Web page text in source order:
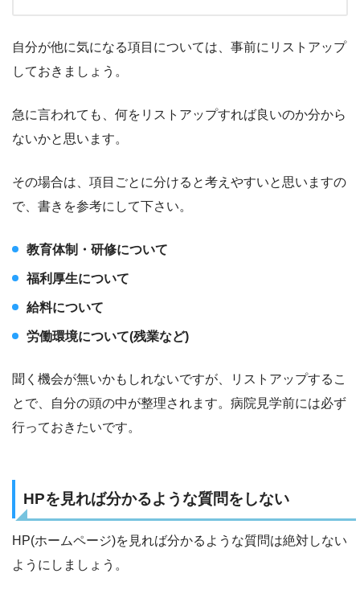
自分が他に気になる項目については、事前にリストアップ
しておきましょう。
急に言われても、何をリストアップすれば良いのか分から
ないかと思います。
その場合は、項目ごとに分けると考えやすいと思いますの
で、書きを参考にして下さい。
教育体制・研修について
福利厚生について
給料について
労働環境について(残業など)
聞く機会が無いかもしれないですが、リストアップするこ
とで、自分の頭の中が整理されます。病院見学前には必ず
行っておきたいです。
HPを見れば分かるような質問をしない
HP(ホームページ)を見れば分かるような質問は絶対しない
ようにしましょう。